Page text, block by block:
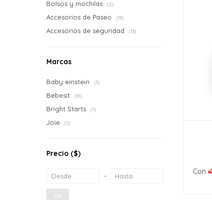
Con
Bolsos y mochilas (2)
Accesorios de Paseo (19)
Accesorios de seguridad (13)
Marcas
Baby einstein (1)
Bebesit (31)
Bright Starts (1)
Joie (1)
Precio ($)
OK